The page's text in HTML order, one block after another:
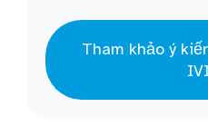
Tham khảo ý